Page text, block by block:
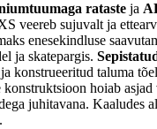
rataste ja
veereb sujuvalt ja
enesekindluse
ja skatepargis.
konstrueeritud taluma
hoiab asjad
juhitavana. Kaaludes